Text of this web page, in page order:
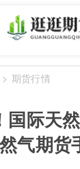
> 期货行情
国际天
气期货